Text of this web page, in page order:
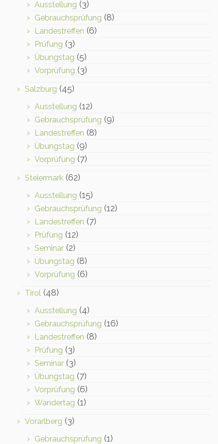
Ausstellung (3)
Gebrauchsprüfung (8)
Landestreffen (6)
Prüfung (3)
Übungstag (5)
Vorprüfung (3)
Salzburg (45)
Ausstellung (12)
Gebrauchsprüfung (9)
Landestreffen (8)
Übungstag (9)
Vorprüfung (7)
Steiermark (62)
Ausstellung (15)
Gebrauchsprüfung (12)
Landestreffen (7)
Prüfung (12)
Seminar (2)
Übungstag (8)
Vorprüfung (6)
Tirol (48)
Ausstellung (4)
Gebrauchsprüfung (16)
Landestreffen (8)
Prüfung (3)
Seminar (3)
Übungstag (7)
Vorprüfung (6)
Wandertag (1)
Vorarlberg (3)
Gebrauchsprüfung (1)